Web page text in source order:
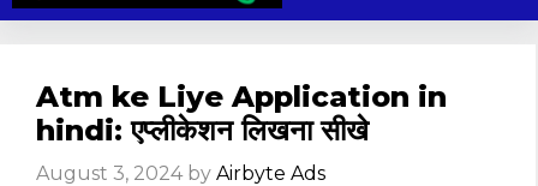
content
Atm ke Liye Application in
hindi: एप्लीकेशन लिखना सीखे
August 3, 2024 by Airbyte Ads